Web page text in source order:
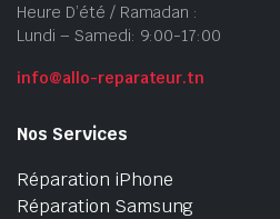
Heure D’été / Ramadan :
Lundi – Samedi: 9:00-17:00
info@allo-reparateur.tn
Nos Services
Réparation iPhone
Réparation Samsung